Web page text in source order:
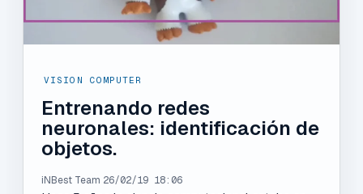
VISION COMPUTER
Entrenando redes
neuronales: identificación de
objetos.
iNBest Team 26/02/19 18:06